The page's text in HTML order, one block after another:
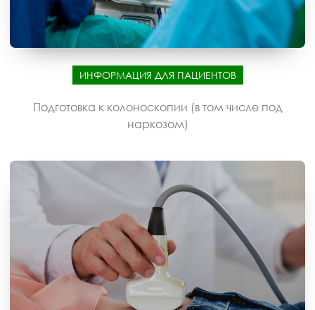
ИНФОРМАЦИЯ ДЛЯ ПАЦИЕНТОВ
Подготовка к колоноскопии (в том числе под
наркозом)